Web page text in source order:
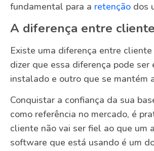
fundamental para a retenção dos
A diferença entre
Existe uma diferença entre
dizer que essa diferença pode
instalado e outro que se mantém
Conquistar a confiança da sua
como referência no mercado, é
cliente não vai ser fiel ao que um
software que está usando é um